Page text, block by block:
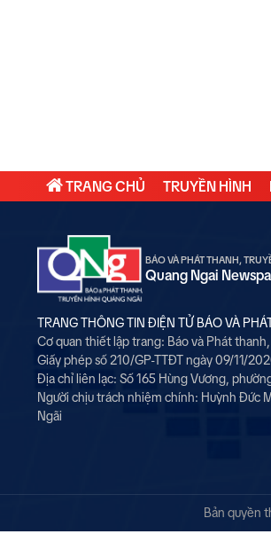
TRANG CHỦ TRUYỀN HÌNH
BÁO VÀ PHÁT THANH,
Quang Ngai
TRANG THÔNG TIN ĐIỆN TỬ BÁO VÀ
Cơ quan thiết lập trang: Báo và Phát
Giấy phép số 210/GP-TTĐT ngày 09/11/
Địa chỉ liên lạc: Số 165 Hùng Vương,
Người chịu trách nhiệm chính: Huỳnh Đức
Ngãi
Bản quyền